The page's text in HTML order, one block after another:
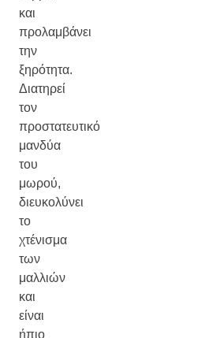
και
προλαμβάνει
την
ξηρότητα.
Διατηρεί
τον
προστατευτικό
μανδύα
του
μωρού,
διευκολύνει
το
χτένισμα
των
μαλλιών
και
είναι
ήπιο